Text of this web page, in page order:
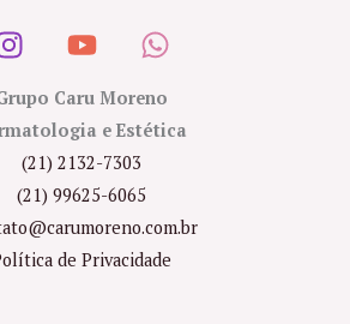
Caru Moreno
e Estética
(21) 2132-7303
(21) 99625-6065
de Privacidade